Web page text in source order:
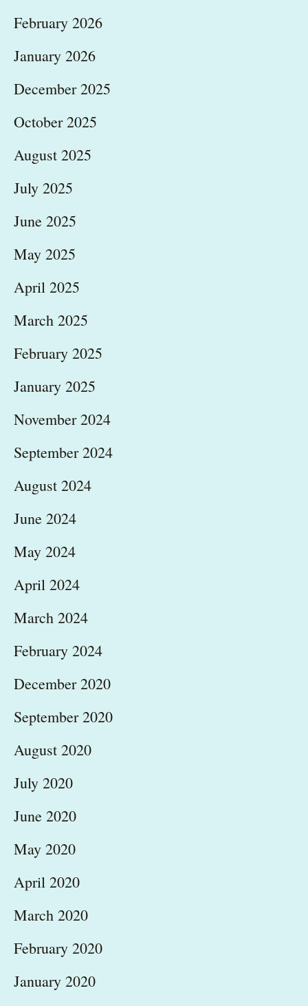
February 2026
January 2026
December 2025
October 2025
August 2025
July 2025
June 2025
May 2025
April 2025
March 2025
February 2025
January 2025
November 2024
September 2024
August 2024
June 2024
May 2024
April 2024
March 2024
February 2024
December 2020
September 2020
August 2020
July 2020
June 2020
May 2020
April 2020
March 2020
February 2020
January 2020